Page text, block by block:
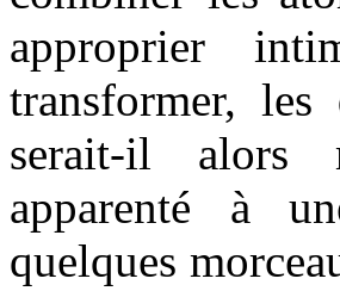
approprier
transformer,
serait-il alors
apparenté à
quelques